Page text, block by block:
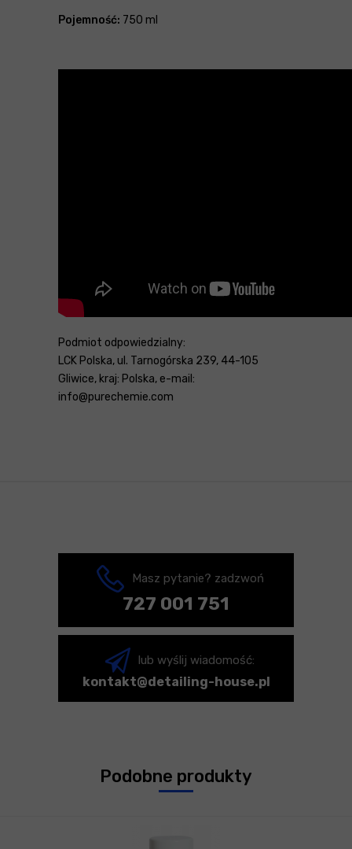
Pojemność: 750 ml
Podmiot odpowiedzialny:
LCK Polska, ul. Tarnogórska 239, 44-105
Gliwice, kraj: Polska, e-mail:
info@purechemie.com
Masz pytanie? zadzwoń
727 001 751
lub wyślij wiadomość:
kontakt@detailing-house.pl
Podobne produkty